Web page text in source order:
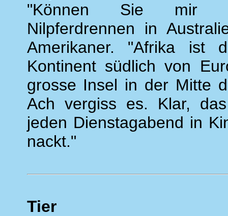
"Können Sie mir
Nilpferdrennen in
Amerikaner. "Afrika ist
Kontinent südlich von
grosse Insel in der Mitte
Ach vergiss es. Klar,
jeden Dienstagabend in
nackt."
Tier